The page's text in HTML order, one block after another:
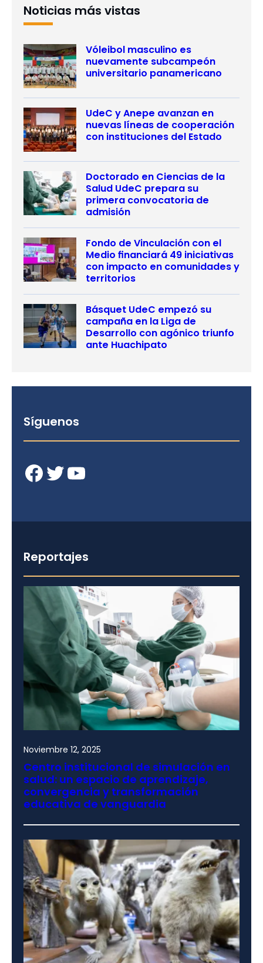
Noticias más vistas
Vóleibol masculino es
nuevamente subcampeón
universitario panamericano
UdeC y Anepe avanzan en
nuevas líneas de cooperación
con instituciones del Estado
Doctorado en Ciencias de la
Salud UdeC prepara su
primera convocatoria de
admisión
Fondo de Vinculación con el
Medio financiará 49 iniciativas
con impacto en comunidades y
territorios
Básquet UdeC empezó su
campaña en la Liga de
Desarrollo con agónico triunfo
ante Huachipato
Síguenos
Facebook Twitter YouTube
Reportajes
Noviembre 12, 2025
Centro institucional de simulación en
salud: un espacio de aprendizaje,
convergencia y transformación
educativa de vanguardia